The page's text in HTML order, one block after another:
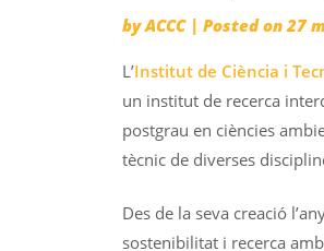
byACCC | Posted on 27
L’Institut de Ciència i
un institut de recerca
postgrau en ciències
tècnic de diverses
Des de la seva creació
sostenibilitat i recerca